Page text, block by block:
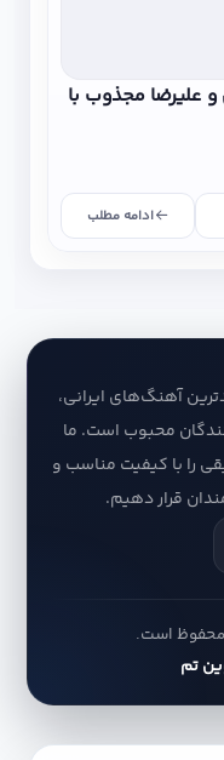
علیرضا مجذوب با
ادامه مطلب
آهنگ‌های ایرانی،
محبوب است. ما
را با کیفیت مناسب و
قرار دهیم.
است.
تم